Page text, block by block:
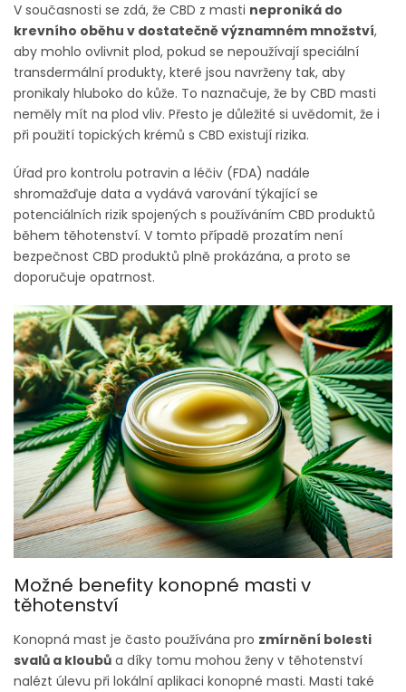
V současnosti se zdá, že CBD z masti neproniká do
krevního oběhu v dostatečně významném množství,
aby mohlo ovlivnit plod, pokud se nepoužívají speciální
transdermální produkty, které jsou navrženy tak, aby
pronikaly hluboko do kůže. To naznačuje, že by CBD masti
neměly mít na plod vliv. Přesto je důležité si uvědomit, že i
při použití topických krémů s CBD existují rizika.
Úřad pro kontrolu potravin a léčiv (FDA) nadále
shromažďuje data a vydává varování týkající se
potenciálních rizik spojených s používáním CBD produktů
během těhotenství. V tomto případě prozatím není
bezpečnost CBD produktů plně prokázána, a proto se
doporučuje opatrnost.
Možné benefity konopné masti v
těhotenství
Konopná mast je často používána pro zmírnění bolesti
svalů a kloubů a díky tomu mohou ženy v těhotenství
nalézt úlevu při lokální aplikaci konopné masti​. Masti také